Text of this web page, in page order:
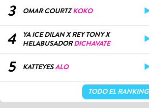
3 OMAR COURTZKOKO
4
YA ICE DILAN X REY TONY X
HELABUSADORDICHAVATE
5 KATTEYESALO
TODO EL RANKING